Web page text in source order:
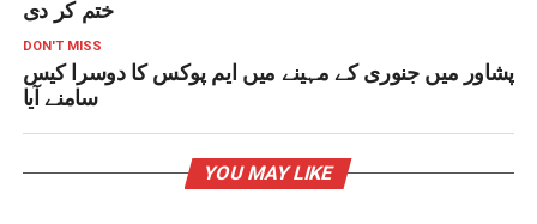
ختم کر دی
DON'T MISS
پشاور میں جنوری کے مہینے میں ایم پوکس کا دوسرا کیس
سامنے آیا
YOU MAY LIKE